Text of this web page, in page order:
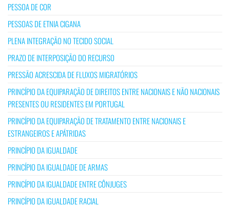
PESSOA DE COR
PESSOAS DE ETNIA CIGANA
PLENA INTEGRAÇÃO NO TECIDO SOCIAL
PRAZO DE INTERPOSIÇÃO DO RECURSO
PRESSÃO ACRESCIDA DE FLUXOS MIGRATÓRIOS
PRINCÍPIO DA EQUIPARAÇÃO DE DIREITOS ENTRE NACIONAIS E NÃO NACIONAIS
PRESENTES OU RESIDENTES EM PORTUGAL
PRINCÍPIO DA EQUIPARAÇÃO DE TRATAMENTO ENTRE NACIONAIS E
ESTRANGEIROS E APÁTRIDAS
PRINCÍPIO DA IGUALDADE
PRINCÍPIO DA IGUALDADE DE ARMAS
PRINCÍPIO DA IGUALDADE ENTRE CÔNJUGES
PRINCÍPIO DA IGUALDADE RACIAL